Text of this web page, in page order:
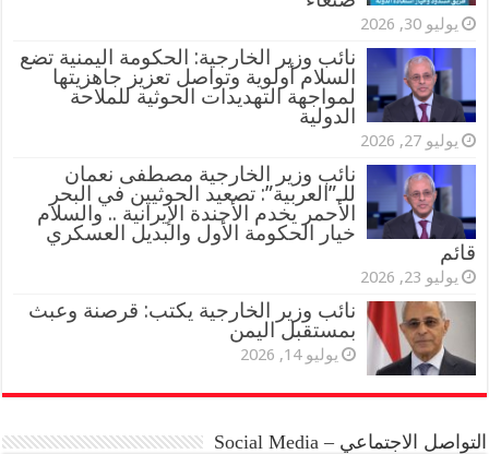
يوليو 30, 2026
نائب وزير الخارجية: الحكومة اليمنية تضع
السلام أولوية وتواصل تعزيز جاهزيتها
لمواجهة التهديدات الحوثية للملاحة
الدولية
يوليو 27, 2026
نائب وزير الخارجية مصطفى نعمان
للـ”العربية”: تصعيد الحوثيين في البحر
الأحمر يخدم الأجندة الإيرانية .. والسلام
خيار الحكومة الأول والبديل العسكري
قائم
يوليو 23, 2026
نائب وزير الخارجية يكتب: قرصنة وعبث
بمستقبل اليمن
يوليو 14, 2026
التواصل الاجتماعي – Social Media